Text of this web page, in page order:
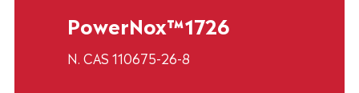
PowerNox™1726
N. CAS 110675-26-8